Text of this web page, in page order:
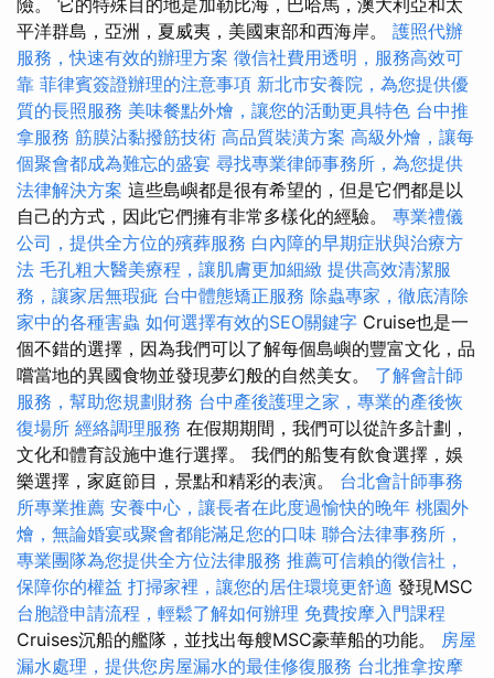
險。 它的特殊目的地是加勒比海，巴哈馬，澳大利亞和太
平洋群島，亞洲，夏威夷，美國東部和西海岸。 護照代辦
服務，快速有效的辦理方案 徵信社費用透明，服務高效可
靠 菲律賓簽證辦理的注意事項 新北市安養院，為您提供優
質的長照服務 美味餐點外燴，讓您的活動更具特色 台中推
拿服務 筋膜沾黏撥筋技術 高品質裝潢方案 高級外燴，讓每
個聚會都成為難忘的盛宴 尋找專業律師事務所，為您提供
法律解決方案 這些島嶼都是很有希望的，但是它們都是以
自己的方式，因此它們擁有非常多樣化的經驗。 專業禮儀
公司，提供全方位的殯葬服務 白內障的早期症狀與治療方
法 毛孔粗大醫美療程，讓肌膚更加細緻 提供高效清潔服
務，讓家居無瑕疵 台中體態矯正服務 除蟲專家，徹底清除
家中的各種害蟲 如何選擇有效的SEO關鍵字 Cruise也是一
個不錯的選擇，因為我們可以了解每個島嶼的豐富文化，品
嚐當地的異國食物並發現夢幻般的自然美女。 了解會計師
服務，幫助您規劃財務 台中產後護理之家，專業的產後恢
復場所 經絡調理服務 在假期期間，我們可以從許多計劃，
文化和體育設施中進行選擇。 我們的船隻有飲食選擇，娛
樂選擇，家庭節目，景點和精彩的表演。 台北會計師事務
所專業推薦 安養中心，讓長者在此度過愉快的晚年 桃園外
燴，無論婚宴或聚會都能滿足您的口味 聯合法律事務所，
專業團隊為您提供全方位法律服務 推薦可信賴的徵信社，
保障你的權益 打掃家裡，讓您的居住環境更舒適 發現MSC
台胞證申請流程，輕鬆了解如何辦理 免費按摩入門課程
Cruises沉船的艦隊，並找出每艘MSC豪華船的功能。 房屋
漏水處理，提供您房屋漏水的最佳修復服務 台北推拿按摩